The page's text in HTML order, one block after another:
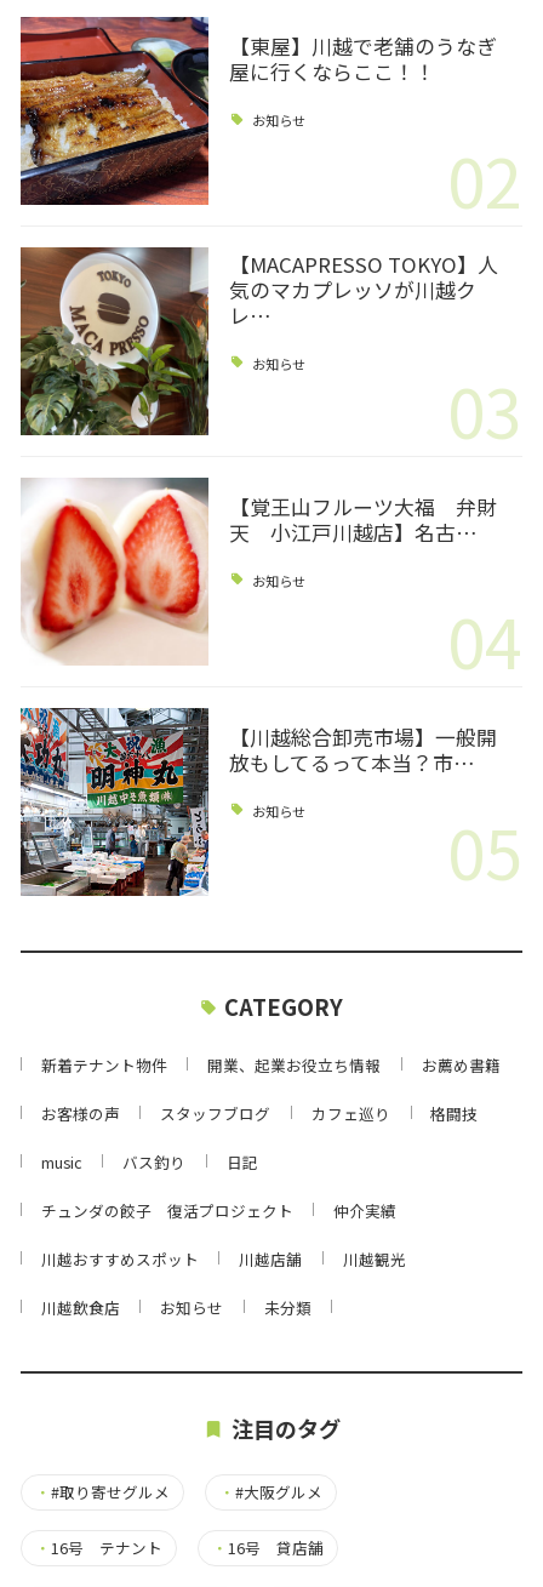
【東屋】川越で老舗のうなぎ
屋に行くならここ！！
お知らせ
02
【MACAPRESSO TOKYO】人
気のマカプレッソが川越ク
レ…
お知らせ 03
【覚王山フルーツ大福 弁財
天 小江戸川越店】名古…
お知らせ
04
【川越総合卸売市場】一般開
放もしてるって本当？市…
お知らせ 05
CATEGORY
新着テナント物件 開業、起業お役立ち情報 お薦め書籍
お客様の声 スタッフブログ カフェ巡り 格闘技
music バス釣り 日記
チュンダの餃子 復活プロジェクト 仲介実績
川越おすすめスポット 川越店舗 川越観光
川越飲食店 お知らせ 未分類
注目のタグ
・ #取り寄せグルメ ・#大阪グルメ
・ 16号 テナント ・16号 貸店舗